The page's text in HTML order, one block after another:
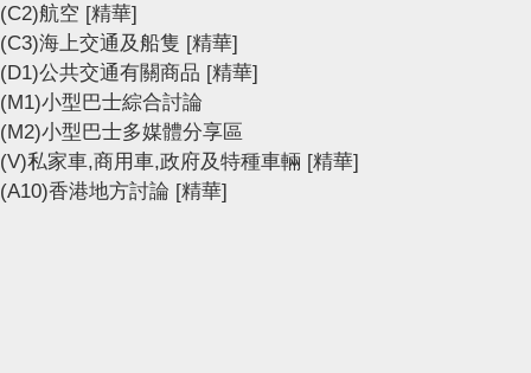
(C2)航空 [精華]
(C3)海上交通及船隻 [精華]
(D1)公共交通有關商品 [精華]
(M1)小型巴士綜合討論
(M2)小型巴士多媒體分享區
(V)私家車,商用車,政府及特種車輛 [精華]
(A10)香港地方討論 [精華]